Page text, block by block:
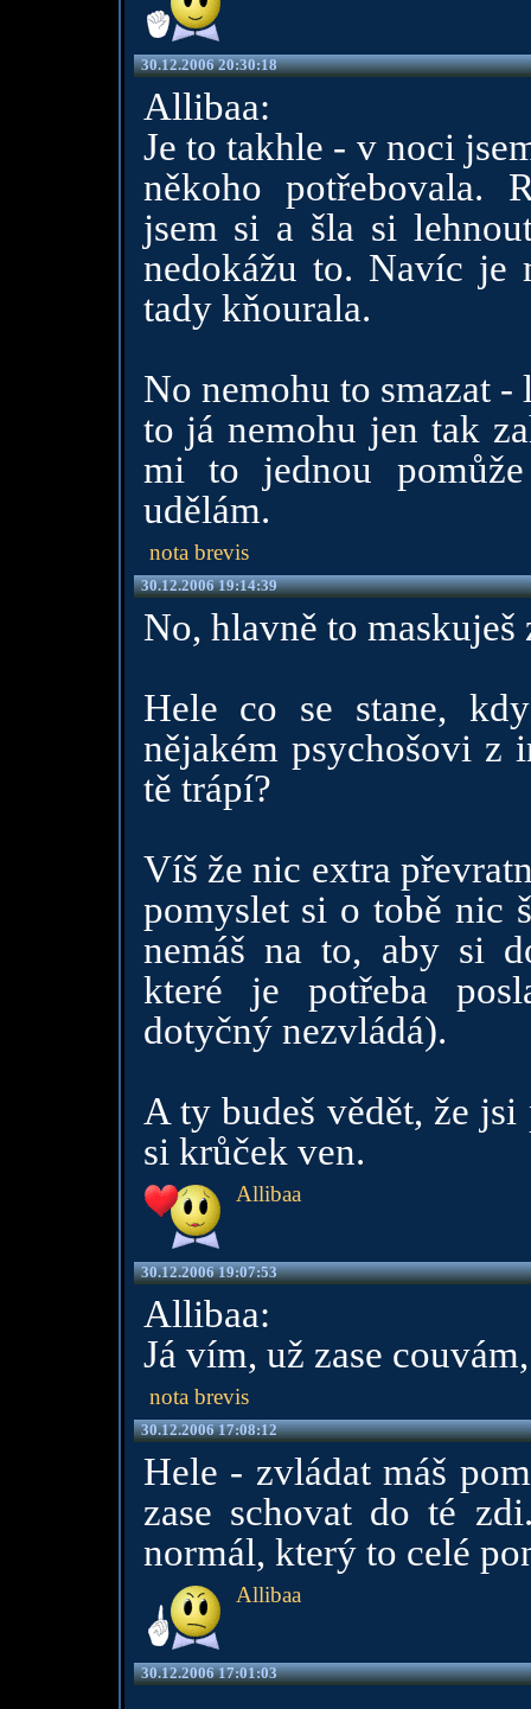
30.12.2006 20:30:18
Allibaa:
Je to takhle - v noci
někoho potřebovala.
jsem si a šla si
nedokážu to. Navíc je
tady kňourala.
No nemohu to smazat
to já nemohu jen tak
mi to jednou
udělám.
nota brevis
30.12.2006 19:14:39
No, hlavně to maskuješ
Hele co se stane,
nějakém psychošovi z
tě trápí?
Víš že nic extra
pomyslet si o tobě nic
nemáš na to, aby si
které je potřeba
dotyčný nezvládá).
A ty budeš vědět, že jsi
si krůček ven.
Allibaa
30.12.2006 19:07:53
Allibaa:
Já vím, už zase
nota brevis
30.12.2006 17:08:12
Hele - zvládat máš
zase schovat do té
normál, který to celé
Allibaa
30.12.2006 17:01:03